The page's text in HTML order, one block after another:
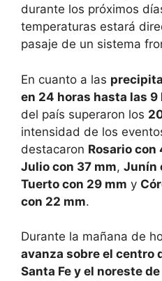
durante los próximos
temperaturas estará
pasaje de un sistema
En cuanto a las
en 24 horas hasta las 9
del país superaron los
intensidad de los
destacaron Rosario con
Julio con 37 mm, Junín
Tuerto con 29 mm y
con 22 mm.
Durante la mañana de
avanza sobre el centro
Santa Fe y el noreste